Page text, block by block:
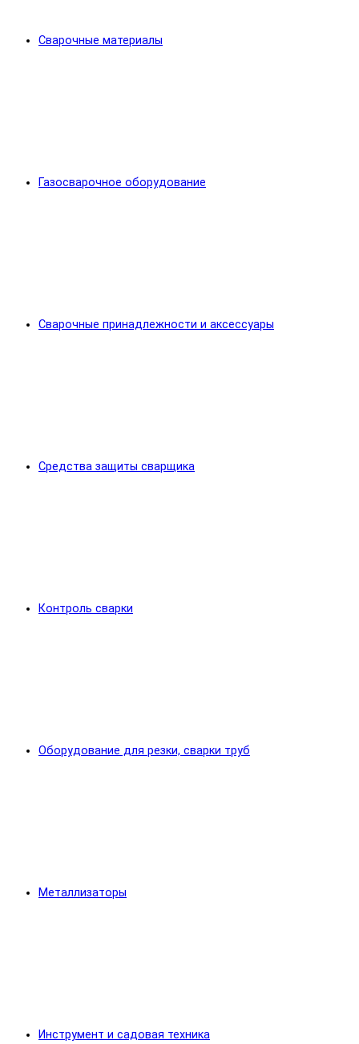
Сварочные материалы
Газосварочное оборудование
Сварочные принадлежности и аксессуары
Средства защиты сварщика
Контроль сварки
Оборудование для резки, сварки труб
Металлизаторы
Инструмент и садовая техника